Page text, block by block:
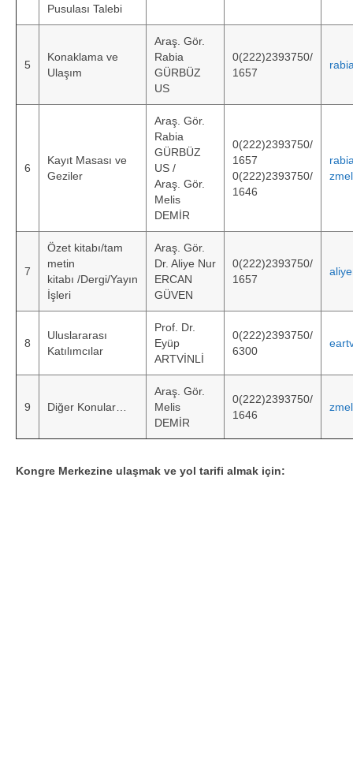
Pusulası Talebi
5
Konaklama ve
Ulaşım
Araş. Gör.
Rabia
GÜRBÜZ
US
0(222)2393750/
1657
6
Kayıt Masası ve
Geziler
Araş. Gör.
Rabia
GÜRBÜZ
US /
Araş. Gör.
Melis
DEMİR
0(222)2393750/
1657
0(222)2393750/
1646
7
Özet kitabı/tam
metin
kitabı /Dergi/Yayın
İşleri
Araş. Gör.
Dr. Aliye Nur
ERCAN
GÜVEN
0(222)2393750/
1657
8
Uluslararası
Katılımcılar
Prof. Dr.
Eyüp
ARTVİNLİ
0(222)2393750/
6300
9 Diğer Konular…
Araş. Gör.
Melis
DEMİR
0(222)2393750/
1646
Kongre Merkezine ulaşmak ve yol tarifi almak için: